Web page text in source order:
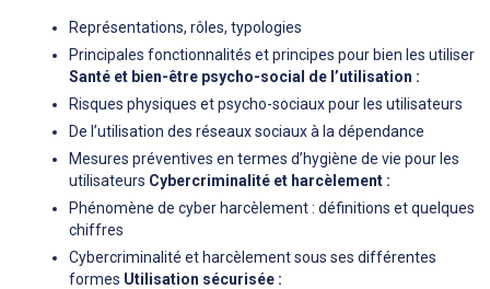
Représentations, rôles, typologies
Principales fonctionnalités et principes pour bien les utiliser
Santé et bien-être psycho-social de l’utilisation :
Risques physiques et psycho-sociaux pour les utilisateurs
De l’utilisation des réseaux sociaux à la dépendance
Mesures préventives en termes d’hygiène de vie pour les
utilisateurs Cybercriminalité et harcèlement :
Phénomène de cyber harcèlement : définitions et quelques
chiffres
Cybercriminalité et harcèlement sous ses différentes
formes Utilisation sécurisée :